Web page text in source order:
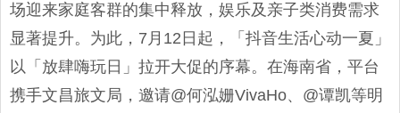
场迎来家庭客群的集中释放，娱乐及亲子类消费需求
显著提升。为此，7月12日起，「抖音生活心动一夏」
以「放肆嗨玩日」拉开大促的序幕。在海南省，平台
携手文昌旅文局，邀请@何泓姗VivaHo、@谭凯等明